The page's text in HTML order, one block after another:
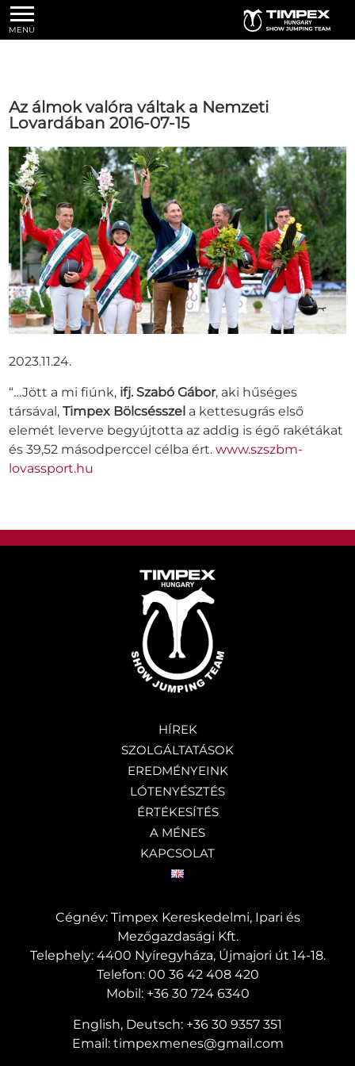
MENÜ
Az álmok valóra váltak a Nemzeti
Lovardában 2016-07-15
2023.11.24.
“…Jött a mi fiúnk, ifj. Szabó Gábor, aki hűséges
társával,Timpex Bölcsésszel a kettesugrás első
elemét leverve begyújtotta az addig is égő rakétákat
és 39,52 másodperccel célba ért.www.szszbm-
lovassport.hu
HÍREK
SZOLGÁLTATÁSOK
EREDMÉNYEINK
LÓTENYÉSZTÉS
ÉRTÉKESÍTÉS
A MÉNES
KAPCSOLAT
Cégnév: Timpex Kereskedelmi, Ipari és
Mezőgazdasági Kft.
Telephely: 4400 Nyíregyháza, Újmajori út 14-18.
Telefon: 00 36 42 408 420
Mobil: +36 30 724 6340
English, Deutsch: +36 30 9357 351
Email: timpexmenes@gmail.com